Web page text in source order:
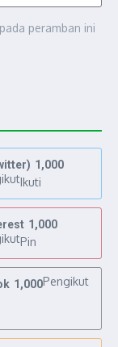
peramban ini
1,000
Ikuti
1,000
Pin
1,000Pengikut